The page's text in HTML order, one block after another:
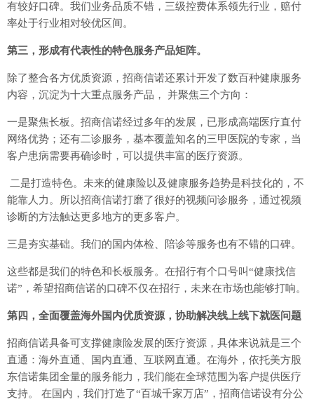
有较好口碑。我们业务品质不错，三级控费体系领先行业，赔付
率处于行业相对较优区间。
第三，形成有代表性的特色服务产品矩阵。
除了整合各方优质资源，招商信诺还累计开发了数百种健康服务
内容，沉淀为十大重点服务产品， 并聚焦三个方向：
一是聚焦长板。招商信诺经过多年的发展，已形成高端医疗直付
网络优势；还有二诊服务，基本覆盖知名的三甲医院的专家，当
客户患病需要再确诊时，可以提供丰富的医疗资源。
二是打造特色。未来的健康险以及健康服务趋势是科技化的，不
能靠人力。所以招商信诺打磨了很好的视频问诊服务，通过视频
诊断的方法触达更多地方的更多客户。
三是夯实基础。我们的国内体检、陪诊等服务也有不错的口碑。
这些都是我们的特色和长板服务。在招行有个口号叫“健康找信
诺”，希望招商信诺的口碑不仅在招行，未来在市场也能够打响。
第四，全面覆盖海外国内优质资源，协助解决线上线下就医问题
招商信诺具备可支撑健康险发展的医疗资源，具体来说就是三个
直通：海外直通、国内直通、互联网直通。在海外，依托美方股
东信诺集团全量的服务能力，我们能在全球范围为客户提供医疗
支持。 在国内，我们打造了“百城千家万店”，招商信诺设有分公